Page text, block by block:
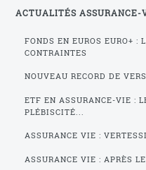
ACTUALITÉS ASSURANCE-
FONDS EN EUROS EURO+ :
CONTRAINTES
NOUVEAU RECORD DE
ETF EN ASSURANCE-VIE :
PLÉBISCITÉ...
ASSURANCE VIE :
ASSURANCE VIE : APRÈS